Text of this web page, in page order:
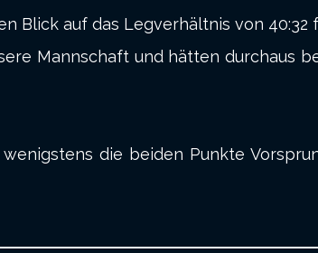
Blick auf das Legverhältnis von 40:32
Mannschaft und hätten durchaus
die beiden Punkte